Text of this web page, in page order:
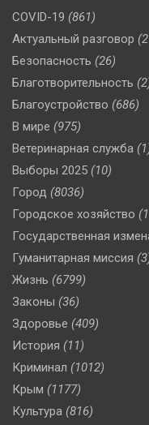
COVID-19 (861)
Актуальный разговор
Безопасность (26)
Благотворительность
Благоустройство (686)
В мире (975)
Ветеринарная служба
Выборы 2025 (10)
Город (8036)
Городское хозяйство
Государственная
Гуманитарная миссия
Жизнь (6799)
Законы (36)
Здоровье (409)
История (11)
Криминал (1012)
Крым (1177)
Культура (816)